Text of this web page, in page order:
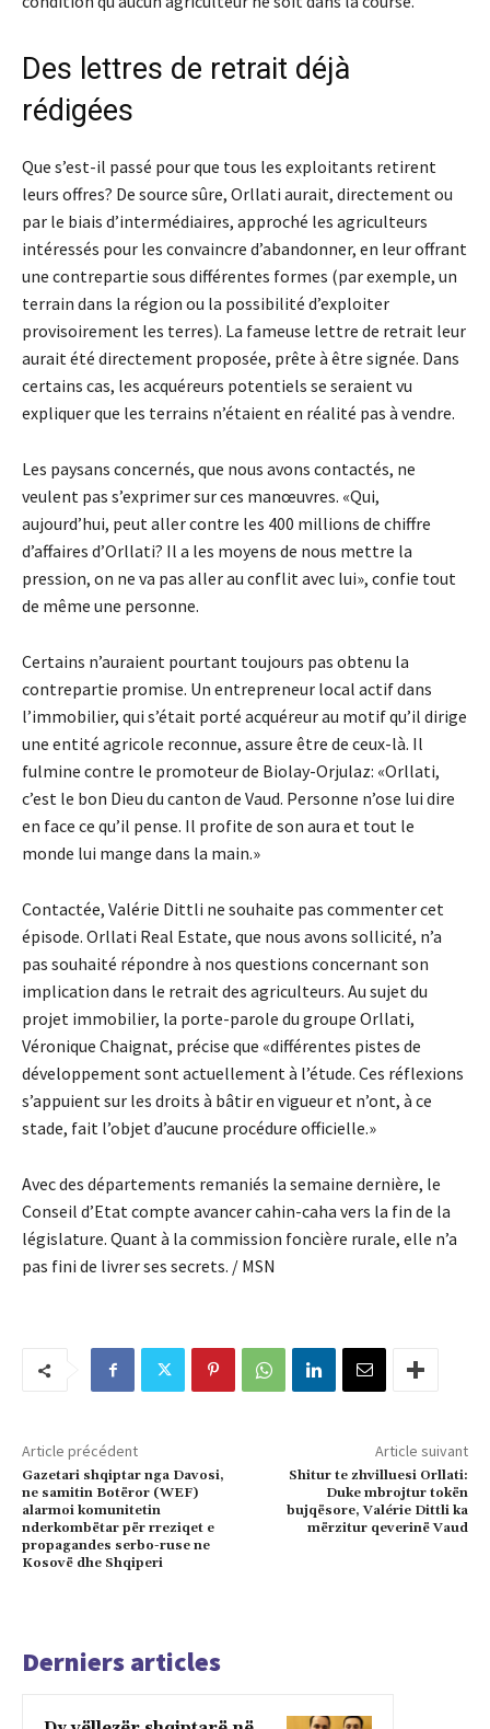
Des lettres de retrait déjà
rédigées
Que s’est-il passé pour que tous les exploitants retirent
leurs offres? De source sûre, Orllati aurait, directement ou
par le biais d’intermédiaires, approché les agriculteurs
intéressés pour les convaincre d’abandonner, en leur offrant
une contrepartie sous différentes formes (par exemple, un
terrain dans la région ou la possibilité d’exploiter
provisoirement les terres). La fameuse lettre de retrait leur
aurait été directement proposée, prête à être signée. Dans
certains cas, les acquéreurs potentiels se seraient vu
expliquer que les terrains n’étaient en réalité pas à vendre.
Les paysans concernés, que nous avons contactés, ne
veulent pas s’exprimer sur ces manœuvres. «Qui,
aujourd’hui, peut aller contre les 400 millions de chiffre
d’affaires d’Orllati? Il a les moyens de nous mettre la
pression, on ne va pas aller au conflit avec lui», confie tout
de même une personne.
Certains n’auraient pourtant toujours pas obtenu la
contrepartie promise. Un entrepreneur local actif dans
l’immobilier, qui s’était porté acquéreur au motif qu’il dirige
une entité agricole reconnue, assure être de ceux-là. Il
fulmine contre le promoteur de Biolay-Orjulaz: «Orllati,
c’est le bon Dieu du canton de Vaud. Personne n’ose lui dire
en face ce qu’il pense. Il profite de son aura et tout le
monde lui mange dans la main.»
Contactée, Valérie Dittli ne souhaite pas commenter cet
épisode. Orllati Real Estate, que nous avons sollicité, n’a
pas souhaité répondre à nos questions concernant son
implication dans le retrait des agriculteurs. Au sujet du
projet immobilier, la porte-parole du groupe Orllati,
Véronique Chaignat, précise que «différentes pistes de
développement sont actuellement à l’étude. Ces réflexions
s’appuient sur les droits à bâtir en vigueur et n’ont, à ce
stade, fait l’objet d’aucune procédure officielle.»
Avec des départements remaniés la semaine dernière, le
Conseil d’Etat compte avancer cahin-caha vers la fin de la
législature. Quant à la commission foncière rurale, elle n’a
pas fini de livrer ses secrets. / MSN
Article précédent
Gazetari shqiptar nga Davosi,
ne samitin Botëror (WEF)
alarmoi komunitetin
nderkombëtar për rreziqet e
propagandes serbo-ruse ne
Kosovë dhe Shqiperi
Article suivant
Shitur te zhvilluesi Orllati:
Duke mbrojtur tokën
bujqësore, Valérie Dittli ka
mërzitur qeverinë Vaud
Derniers articles